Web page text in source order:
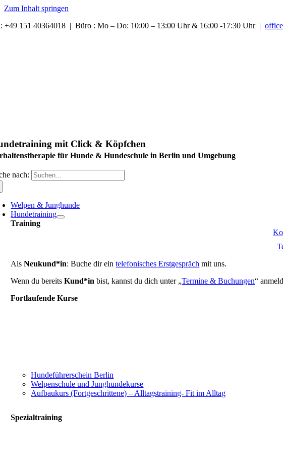
Zum Inhalt springen
+49 151 40364018 | Büro : Mo – Do: 10:00 – 13:00 Uhr & 16:00 -17:30 Uhr |
mit Click & Köpfchen
für Hunde & Hundeschule in Berlin und Umgebung
nach:
Welpen & Junghunde
Hundetraining
Training
AlsNeukund*in: Buche dir eintelefonisches Erstgespräch mit uns.
Wenn du bereitsKund*in bist, kannst du dich unter „Termine & Buchungen“
Fortlaufende Kurse
Hundeführerschein Berlin
Welpenschule und Junghundekurse
Aufbaukurs (Fortgeschrittene) – Alltagstraining- Fit im Alltag
Spezialtraining